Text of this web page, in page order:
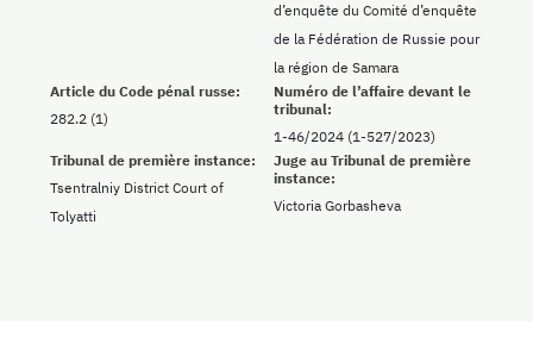
d’enquête du Comité d’enquête
de la Fédération de Russie pour
la région de Samara
Article du Code pénal russe:
282.2 (1)
Numéro de l’affaire devant le
tribunal:
1-46/2024 (1-527/2023)
Tribunal de première instance:
Tsentralniy District Court of
Tolyatti
Juge au Tribunal de première
instance:
Victoria Gorbasheva